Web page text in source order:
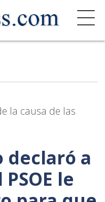
la causa de las
declaró a
le